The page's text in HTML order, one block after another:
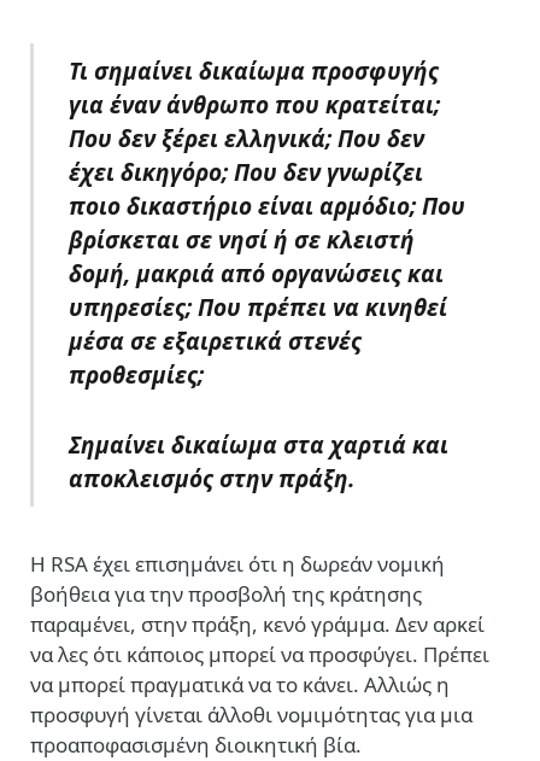
Τι σημαίνει δικαίωμα προσφυγής
για έναν άνθρωπο που κρατείται;
Που δεν ξέρει ελληνικά; Που δεν
έχει δικηγόρο; Που δεν γνωρίζει
ποιο δικαστήριο είναι αρμόδιο; Που
βρίσκεται σε νησί ή σε κλειστή
δομή, μακριά από οργανώσεις και
υπηρεσίες; Που πρέπει να κινηθεί
μέσα σε εξαιρετικά στενές
προθεσμίες;
Σημαίνει δικαίωμα στα χαρτιά και
αποκλεισμός στην πράξη.
Η RSA έχει επισημάνει ότι η δωρεάν νομική
βοήθεια για την προσβολή της κράτησης
παραμένει, στην πράξη, κενό γράμμα. Δεν αρκεί
να λες ότι κάποιος μπορεί να προσφύγει. Πρέπει
να μπορεί πραγματικά να το κάνει. Αλλιώς η
προσφυγή γίνεται άλλοθι νομιμότητας για μια
προαποφασισμένη διοικητική βία.